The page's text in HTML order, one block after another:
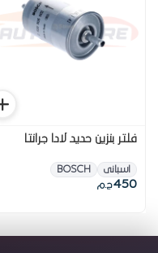
فلتر بنزين حديد لادا جرانتا
اسبانى BOSCH
450ج.م